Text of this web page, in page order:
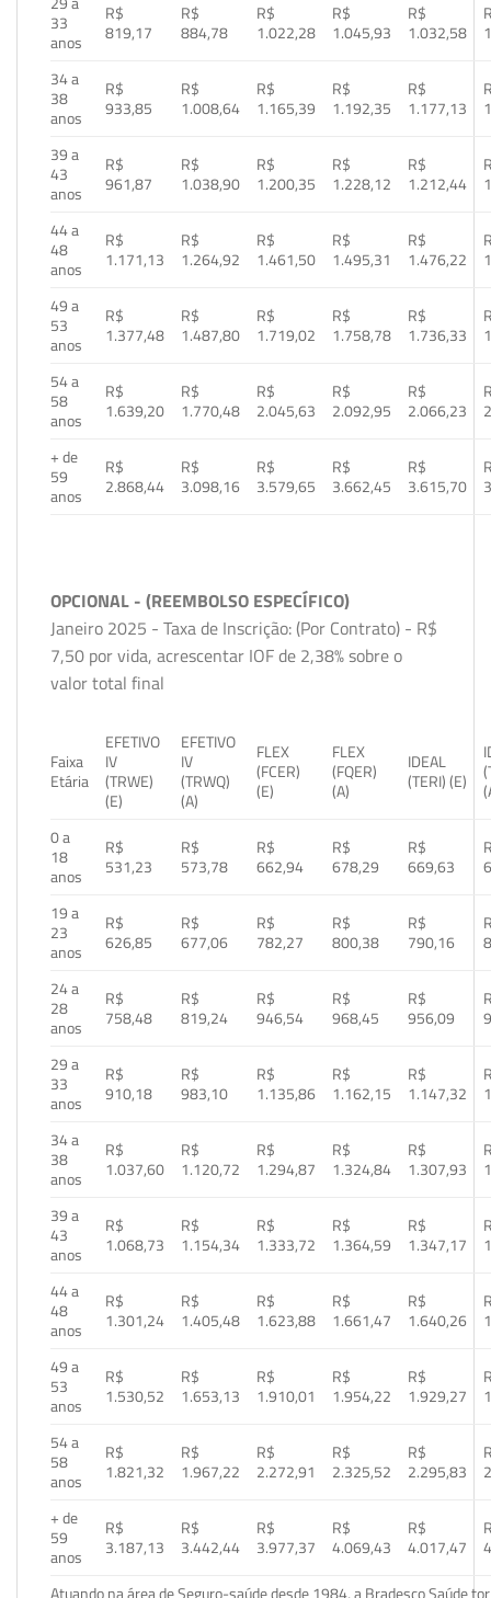
33
anos
R$
819,17
R$
884,78
R$
1.022,28
R$
1.045,93
R$
1.032,58
34 a
38
anos
R$
933,85
R$
1.008,64
R$
1.165,39
R$
1.192,35
R$
1.177,13
39 a
43
anos
R$
961,87
R$
1.038,90
R$
1.200,35
R$
1.228,12
R$
1.212,44
44 a
48
anos
R$
1.171,13
R$
1.264,92
R$
1.461,50
R$
1.495,31
R$
1.476,22
49 a
53
anos
R$
1.377,48
R$
1.487,80
R$
1.719,02
R$
1.758,78
R$
1.736,33
54 a
58
anos
R$
1.639,20
R$
1.770,48
R$
2.045,63
R$
2.092,95
R$
2.066,23
+ de
59
anos
R$
2.868,44
R$
3.098,16
R$
3.579,65
R$
3.662,45
R$
3.615,70
OPCIONAL - (REEMBOLSO ESPECÍFICO)
Janeiro 2025 - Taxa de Inscrição: (Por Contrato) - R$
7,50 por vida, acrescentar IOF de 2,38% sobre o
valor total final
Faixa
Etária
EFETIVO
IV
(TRWE)
(E)
EFETIVO
IV
(TRWQ)
(A)
FLEX
(FCER)
(E)
FLEX
(FQER)
(A)
IDEAL
(TERI) (E)
0 a
18
anos
R$
531,23
R$
573,78
R$
662,94
R$
678,29
R$
669,63
19 a
23
anos
R$
626,85
R$
677,06
R$
782,27
R$
800,38
R$
790,16
24 a
28
anos
R$
758,48
R$
819,24
R$
946,54
R$
968,45
R$
956,09
29 a
33
anos
R$
910,18
R$
983,10
R$
1.135,86
R$
1.162,15
R$
1.147,32
34 a
38
anos
R$
1.037,60
R$
1.120,72
R$
1.294,87
R$
1.324,84
R$
1.307,93
39 a
43
anos
R$
1.068,73
R$
1.154,34
R$
1.333,72
R$
1.364,59
R$
1.347,17
44 a
48
anos
R$
1.301,24
R$
1.405,48
R$
1.623,88
R$
1.661,47
R$
1.640,26
49 a
53
anos
R$
1.530,52
R$
1.653,13
R$
1.910,01
R$
1.954,22
R$
1.929,27
54 a
58
anos
R$
1.821,32
R$
1.967,22
R$
2.272,91
R$
2.325,52
R$
2.295,83
+ de
59
anos
R$
3.187,13
R$
3.442,44
R$
3.977,37
R$
4.069,43
R$
4.017,47